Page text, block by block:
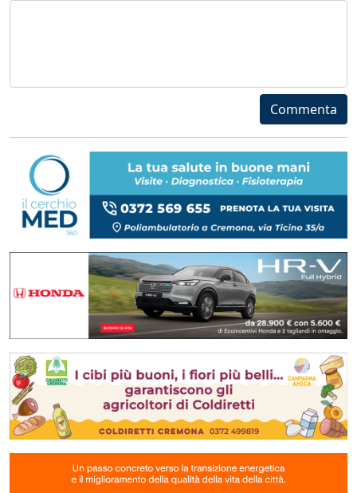
Commenta